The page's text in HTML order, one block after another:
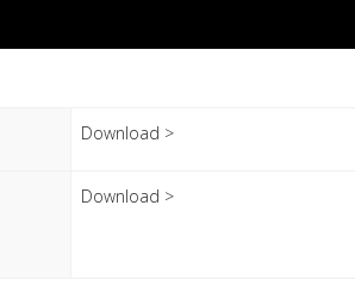
Download >
Download >